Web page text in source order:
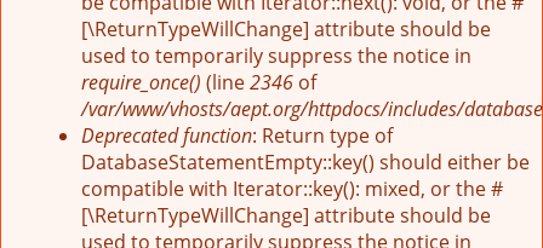
[\ReturnTypeWillChange] attribute should be
used to temporarily suppress the notice in
require_once() (line2346 of
/var/www/vhosts/aept.org/httpdocs/includes/
Deprecated function: Return type of
DatabaseStatementEmpty::key() should either be
compatible with Iterator::key(): mixed, or the #
[\ReturnTypeWillChange] attribute should be
used to temporarily suppress the notice in